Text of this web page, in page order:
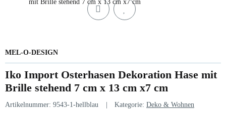
MEL-O-DESIGN
Iko Import Osterhasen Dekoration Hase mit
Brille stehend 7 cm x 13 cm x7 cm
Artikelnummer: 9543-1-hellblau Kategorie: Deko & Wohnen